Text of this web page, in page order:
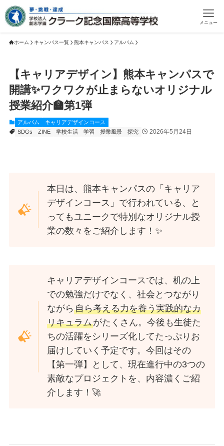
メニュー
ホーム キャンパス一覧 熊本キャンパス アルバム
【キャリアデザイン】熊本キャンパスで
開講✨ワクワクが止まらないオリジナル
授業紹介🏫第1弾
アルバム
キャリアデザインコース
SDGs
ZINE 学校生活 学習 授業風景 探究 2026年5月24日
本日は、熊本キャンパスの「キャリア
デザインコース」で行われている、と
ってもユニークで特別なオリジナル授
業の数々をご紹介します！✨
キャリアデザインコースでは、机の上
での勉強だけでなく、社会とつながり
ながら自ら考える力を養う実践的なカ
リキュラムがたくさん。今後も生徒た
ちの活躍をシリーズ化してたっぷりお
届けしていく予定です。今回はその
【第一弾】として、現在進行中の3つの
素敵なプロジェクトを、内容濃くご紹
介します！🚀